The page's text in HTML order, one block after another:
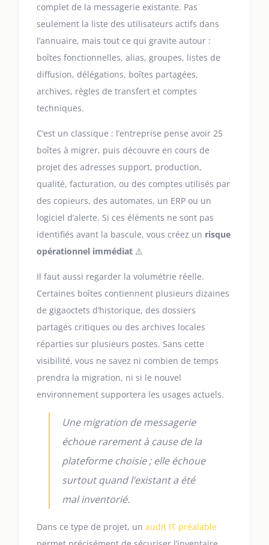
complet de la messagerie existante. Pas
seulement la liste des utilisateurs actifs dans
l’annuaire, mais tout ce qui gravite autour :
boîtes fonctionnelles, alias, groupes, listes de
diffusion, délégations, boîtes partagées,
archives, règles de transfert et comptes
techniques.
C’est un classique : l’entreprise pense avoir 25
boîtes à migrer, puis découvre en cours de
projet des adresses support, production,
qualité, facturation, ou des comptes utilisés par
des copieurs, des automates, un ERP ou un
logiciel d’alerte. Si ces éléments ne sont pas
identifiés avant la bascule, vous créez un risque
opérationnel immédiat ⚠️
Il faut aussi regarder la volumétrie réelle.
Certaines boîtes contiennent plusieurs dizaines
de gigaoctets d’historique, des dossiers
partagés critiques ou des archives locales
réparties sur plusieurs postes. Sans cette
visibilité, vous ne savez ni combien de temps
prendra la migration, ni si le nouvel
environnement supportera les usages actuels.
Une migration de messagerie
échoue rarement à cause de la
plateforme choisie ; elle échoue
surtout quand l’existant a été
mal inventorié.
Dans ce type de projet, un audit IT préalable